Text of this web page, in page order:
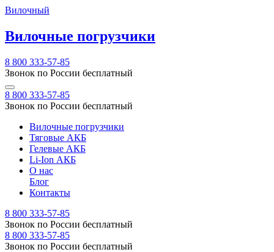
Вилочный
Вилочные погрузчики
8 800 333-57-85
Звонок по России бесплатный
8 800 333-57-85
Звонок по России бесплатный
Вилочные погрузчики
Тяговые АКБ
Гелевые АКБ
Li-Ion АКБ
О нас
Блог
Контакты
8 800 333-57-85
Звонок по России бесплатный
8 800 333-57-85
Звонок по России бесплатный